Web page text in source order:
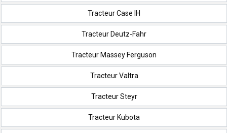
Tracteur Case IH
Tracteur Deutz-Fahr
Tracteur Massey Ferguson
Tracteur Valtra
Tracteur Steyr
Tracteur Kubota